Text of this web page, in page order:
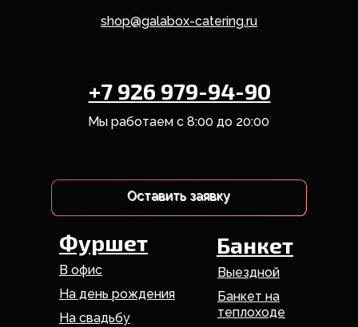
shop@galabox-catering.ru
Мы работаем с 8:00 до 20:00
Оставить заявку
Оставить заявку
Фуршет
В офис
На свадьбу
Банкет
Выездной
Банкет на
теплоходе
На день рождения
+7 926 979-94-90